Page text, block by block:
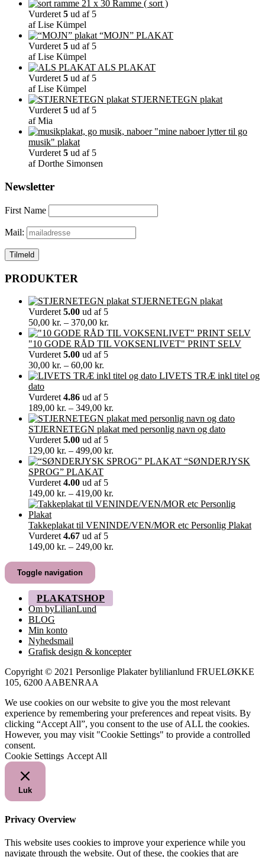
Ramme ( sort )
Vurderet5 ud af 5
af Lise Kümpel
“MOJN” PLAKAT
Vurderet5 ud af 5
af Lise Kümpel
ALS PLAKAT
Vurderet5 ud af 5
af Lise Kümpel
STJERNETEGN plakat
Vurderet5 ud af 5
af Mia
"mine naboer lytter til go
musik" plakat
Vurderet5 ud af 5
af Dorthe Simonsen
Newsletter
First Name
Mail:
PRODUKTER
STJERNETEGN plakat
Vurderet 5.00 ud af 5
50,00 kr. – 370,00 kr.
50,00 kr.
til
"10 GODE RÅD TIL VOKSENLIVET" PRINT SELV
Vurderet 5.00 ud af 5
30,00 kr. – 60,00 kr.
30,00 kr.
60,00 kr.
LIVETS TRÆ inkl titel og
dato
Vurderet 4.86 ud af 5
189,00 kr. – 349,00 kr.
189,00 kr.
til
STJERNETEGN plakat med personlig navn og dato
Vurderet 5.00 ud af 5
129,00 kr. – 499,00 kr.
129,00 kr.
“SØNDERJYSK
SPROG” PLAKAT
Vurderet 4.00 ud af 5
149,00 kr. – 419,00 kr.
149,00 kr.
419,00 kr.
Takkeplakat til VENINDE/VEN/MOR etc Personlig Plakat
Vurderet 4.67 ud af 5
149,00 kr. – 249,00 kr.
Toggle navigation
PLAKATSHOP
Om byLilianLund
BLOG
Min konto
Nyhedsmail
Grafisk design & koncepter
Copyright © 2021 Personlige Plakater bylilianlund FRUELØKKE
105, 6200 AABENRAA
We use cookies on our website to give you the most relevant
experience by remembering your preferences and repeat visits. By
clicking “Accept All”, you consent to the use of ALL the cookies.
However, you may visit "Cookie Settings" to provide a controlled
consent.
Cookie Settings Accept All
Luk
Privacy Overview
This website uses cookies to improve your experience while you
navigate through the website. Out of these, the cookies that are